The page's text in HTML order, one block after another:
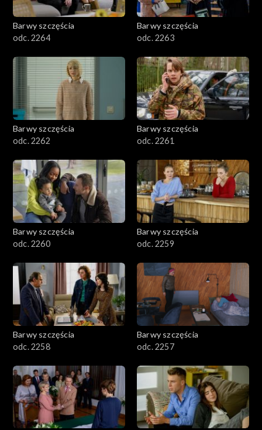
Barwy szczęścia
odc. 2264
Barwy szczęścia
odc. 2263
Barwy szczęścia
odc. 2262
Barwy szczęścia
odc. 2261
Barwy szczęścia
odc. 2260
Barwy szczęścia
odc. 2259
Barwy szczęścia
odc. 2258
Barwy szczęścia
odc. 2257